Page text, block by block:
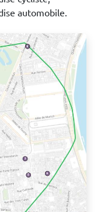
automobile.